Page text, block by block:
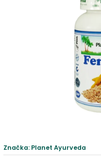
Značka: Planet Ayurveda